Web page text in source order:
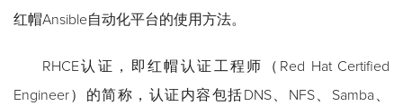
红帽Ansible自动化平台的使用方法。
RHCE认证，即红帽认证工程师（Red Hat Certified
Engineer）的简称，认证内容包括DNS、NFS、Samba、